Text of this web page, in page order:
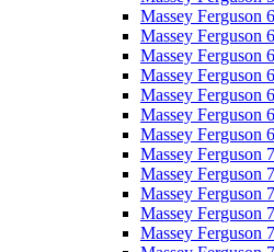
Massey Ferguson
Massey Ferguson
Massey Ferguson
Massey Ferguson
Massey Ferguson
Massey Ferguson
Massey Ferguson
Massey Ferguson
Massey Ferguson
Massey Ferguson
Massey Ferguson
Massey Ferguson